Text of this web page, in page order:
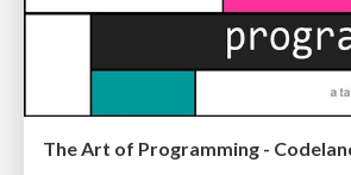
The Art of Programming -